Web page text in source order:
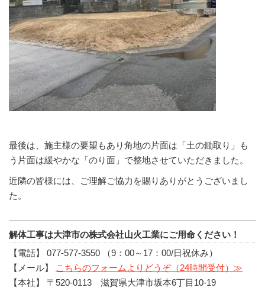
最後は、施主様の要望もあり角地の片面は「土の鋤取り」も
う片面は緩やかな「のり面」で整地させていただきました。
近隣の皆様には、ご理解ご協力を賜りありがとうございまし
た。
解体工事は大津市の株式会社山火工業にご用命ください！
【電話】 077-577-3550 （9：00～17：00/日祝休み）
【メール】
こちらのフォームよりどうぞ（24時間受付）≫
【本社】 〒520-0113 滋賀県大津市坂本6丁目10-19